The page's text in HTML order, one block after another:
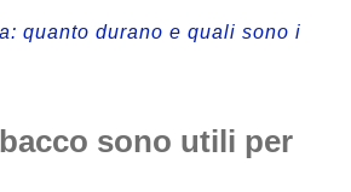
quanto durano e quali sono i
sono utili per